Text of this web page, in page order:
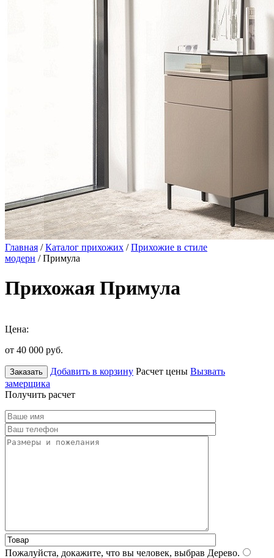
Главная /Каталог прихожих /Прихожие в стиле
модерн / Примула
Прихожая Примула
Цена:
от 40 000 руб.
Заказать Добавить в корзину Расчет цены Вызвать
замерщика
Получить расчет
Пожалуйста, докажите, что вы человек, выбрав Дерево.